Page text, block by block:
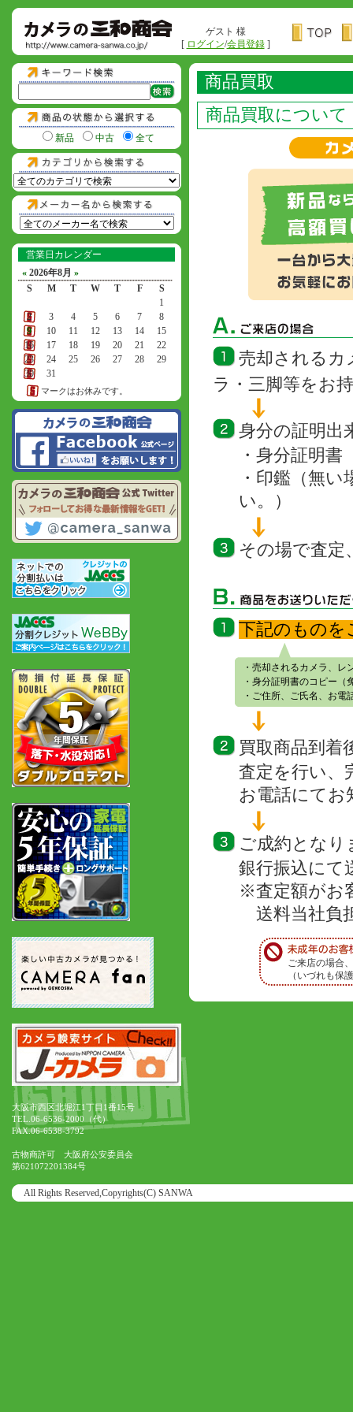
ゲスト 様
[ ログイン/会員登録]
新品 中古 全て
営業日カレンダー
« 2026年8月 »
S
M T W T F
S
1
2
3 4 5 6 7
8
9
10 11 12 13 14
15
16
17 18 19 20 21
22
23
24 25 26 27 28
29
30
31
マークはお休みです。
商品買取
商品買取について
売却されるカ
ラ・三脚等をお
身分の証明出
・身分証明
・印鑑（無
い。）
その場で査定
下記のものを
・売却されるカメラ、
・身分証明書のコピー
・ご住所、ご氏名、お
買取商品到着
査定を行い、
お電話にてお
ご成約となり
銀行振込にて
※査定額がお
送料当社負
ご来店の場合
（いづれも保
大阪市西区北堀江1丁目1番15号
TEL.06-6536-2000（代）
FAX.06-6538-3792
古物商許可 大阪府公安委員会
第621072201384号
All Rights Reserved,Copyrights(C) SANWA